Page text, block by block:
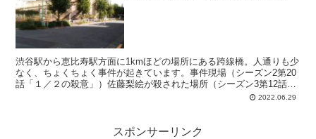
渋谷駅から恵比寿駅方面に1kmほどの場所にある跨線橋。人通りも少
なく、ちょくちょく事件が起きています。事件現場（シーズン2第20
話「１／２の殺意」）佐藤梨絵が殺された場所（シーズン3第12話
2022.06.29
スポンサーリンク